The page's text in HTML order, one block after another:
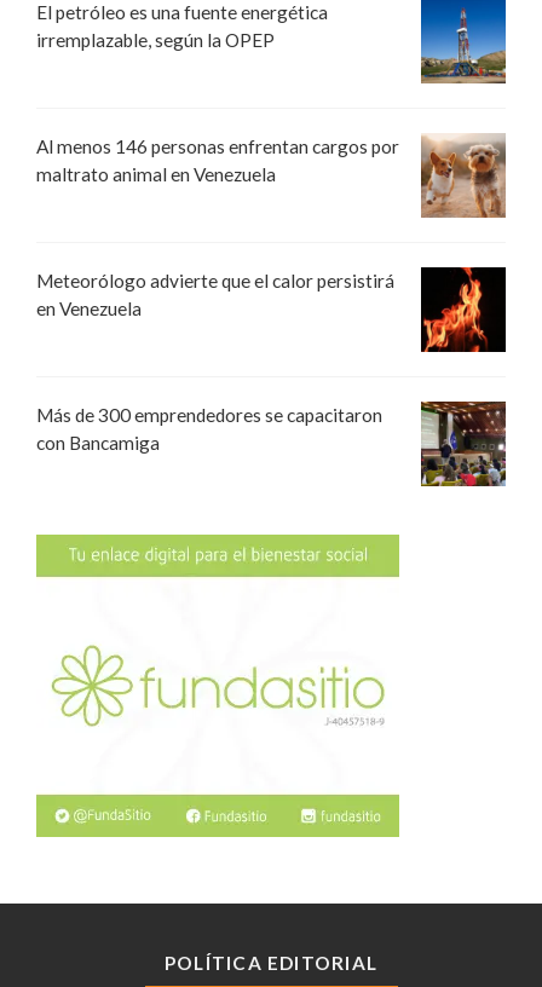
El petróleo es una fuente energética
irremplazable, según la OPEP
Al menos 146 personas enfrentan cargos por
maltrato animal en Venezuela
Meteorólogo advierte que el calor persistirá
en Venezuela
Más de 300 emprendedores se capacitaron
con Bancamiga
POLÍTICA EDITORIAL